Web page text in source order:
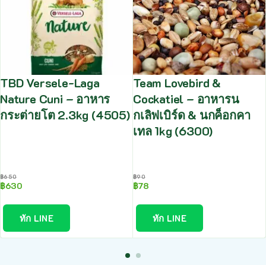
TBD Versele-Laga
Nature Cuni – อาหาร
กระต่ายโต 2.3kg (4505)
฿650
฿630
ทัก LINE
Team Lovebird &
Cockatiel – อาหารน
กเลิฟเบิร์ด & นกค็อกคา
เทล 1kg (6300)
฿90
฿78
ทัก LINE